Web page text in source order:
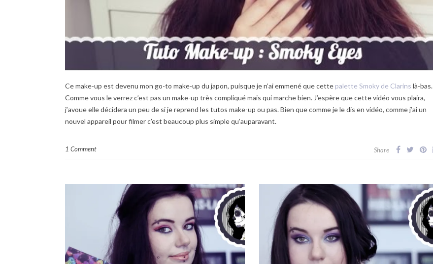
Ce make-up est devenu mon go-to make-up du japon, puisque je n’ai emmené que cette palette Smoky de Clarins là-bas.
Comme vous le verrez c’est pas un make-up très compliqué mais qui marche bien. J’espère que cette vidéo vous plaira,
j’avoue elle décidera un peu de si je reprend les tutos make-up ou pas. Bien que comme je le dis en vidéo, comme j’ai un
nouvel appareil pour filmer c’est beaucoup plus simple qu’auparavant.
1 Comment Share